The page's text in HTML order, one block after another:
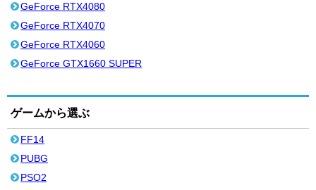
GeForce RTX4080
GeForce RTX4070
GeForce RTX4060
GeForce GTX1660 SUPER
ゲームから選ぶ
FF14
PUBG
PSO2